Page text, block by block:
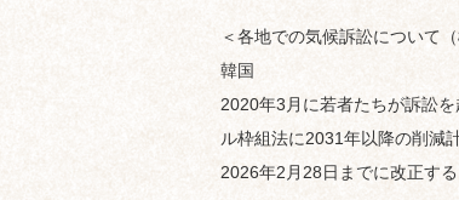
＜各地での気候訴訟について
韓国
2020年3月に若者たちが訴訟
ル枠組法に2031年以降の削減
2026年2月28日までに改正す